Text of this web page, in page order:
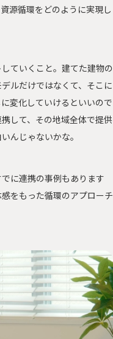
源循環をどのように実現し
ていくこと。建てた建物の
ルだけではなくて、そこに
変化していけるといいので
して、その地域全体で提供
んじゃないかな。
に連携の事例もあります
をもった循環のアプローチ